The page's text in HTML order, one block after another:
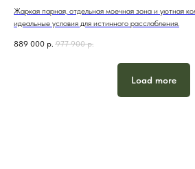
Жаркая парная, отдельная моечная зона и уютная
идеальные условия для истинного расслабления.
889 000 р. 977 900 р.
Load more